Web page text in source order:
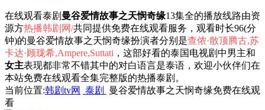
在线观看泰剧 曼谷爱情故事之天悯奇缘13集全的播放线路由资
源方热播韩剧网/共同提供免费在线观看服务，观看时长96(分
钟)的曼谷爱情故事之天悯奇缘扮演者分别是查侬·散顶腾古,苏
卡达·顾珑希,Ampere,Suttati ，这部好看的泰国电视剧中男主和
女主表现都非常不错其中的对白语言是泰语，欢迎小伙伴们在
本站免费在线观看全集完整版的热播泰剧。
当前位置:韩剧tv网 泰剧
曼谷爱情故事之天悯奇缘免费在线观
看